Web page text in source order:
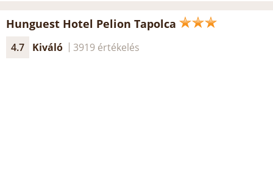
Hunguest Hotel Pelion Tapolca
4.7 Kiváló 3919 értékelés